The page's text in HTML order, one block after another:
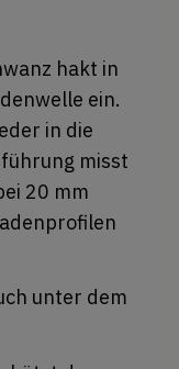
hakt in
ein.
in die
misst
20 mm
unter dem